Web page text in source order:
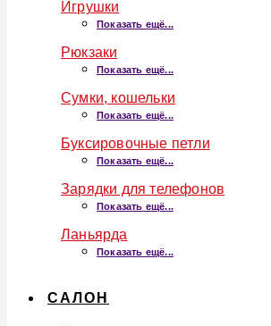
Игрушки
Показать ещё...
Рюкзаки
Показать ещё...
Сумки, кошельки
Показать ещё...
Буксировочные петли
Показать ещё...
Зарядки для телефонов
Показать ещё...
Ланьярда
Показать ещё...
САЛОН